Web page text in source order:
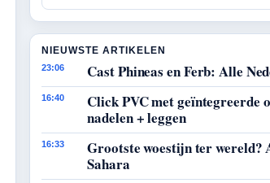
NIEUWSTE ARTIKELEN
23:06 Cast Phineas en Ferb: Alle
16:40
Click PVC met geïntegreerde
nadelen + leggen
16:33
Grootste woestijn ter wereld?
Sahara